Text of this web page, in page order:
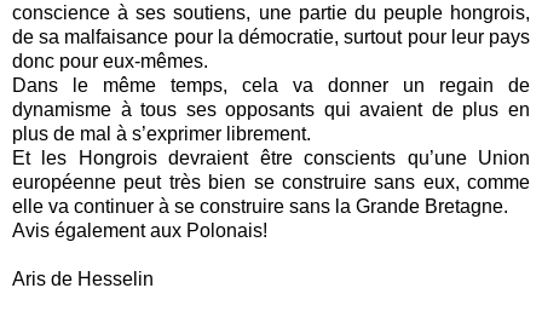
conscience à ses soutiens, une partie du peuple hongrois,
de sa malfaisance pour la démocratie, surtout pour leur pays
donc pour eux-mêmes.
Dans le même temps, cela va donner un regain de
dynamisme à tous ses opposants qui avaient de plus en
plus de mal à s’exprimer librement.
Et les Hongrois devraient être conscients qu’une Union
européenne peut très bien se construire sans eux, comme
elle va continuer à se construire sans la Grande Bretagne.
Avis également aux Polonais!
Aris de Hesselin